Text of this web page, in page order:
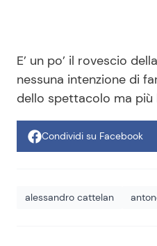
E’ un po’ il rovescio
nessuna intenzione di
dello spettacolo ma più
Condividi su Facebook
alessandro cattelan